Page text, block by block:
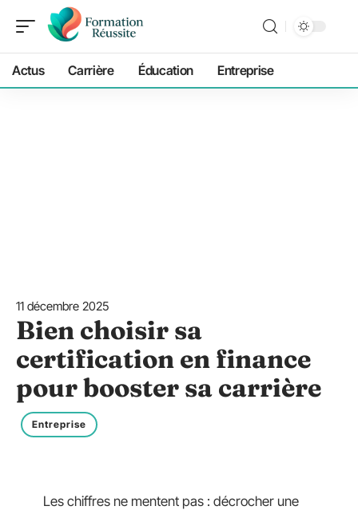
Actus Carrière Éducation Entreprise
11 décembre 2025
Bien choisir sa
certification en finance
pour booster sa carrière
Entreprise
Les chiffres ne mentent pas : décrocher une